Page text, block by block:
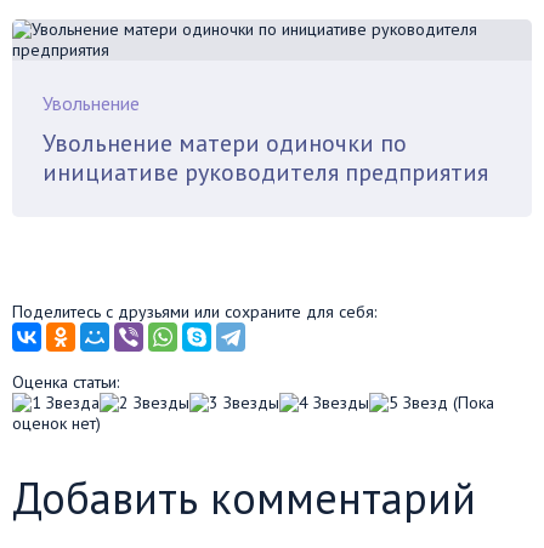
Увольнение
Увольнение матери одиночки по
инициативе руководителя предприятия
Поделитесь с друзьями или сохраните для себя:
Оценка статьи:
(Пока
оценок нет)
Добавить комментарий